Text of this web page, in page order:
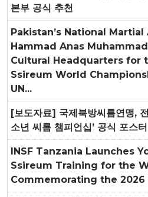
본부 공식 추천
Pakistan’s National
Hammad Anas
Cultural Headquarters for
Ssireum World
UN...
[보도자료] 국제북방씨름연맹,
소년 씨름 챔피언십’ 공식 포스
INSF Tanzania Launches
Ssireum Training for the
Commemorating the 2026